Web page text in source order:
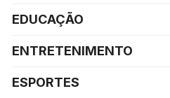
EDUCAÇÃO
ENTRETENIMENTO
ESPORTES